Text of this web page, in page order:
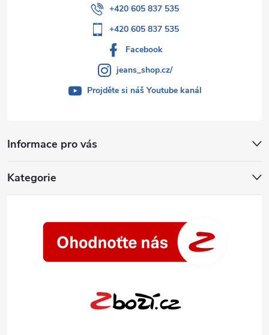
Informace pro vás
Kategorie
+420 605 837 535
+420 605 837 535
Facebook
jeans_shop.cz/
Projděte si náš Youtube kanál